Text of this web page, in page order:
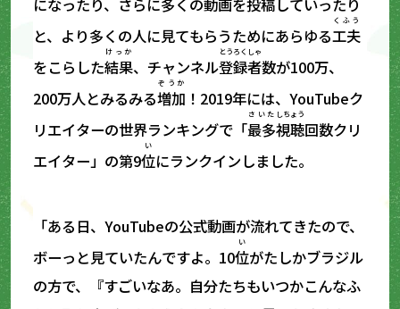
になったり、さらに多くの動画を投稿していったり
と、より多くの人に見てもらうためにあらゆる工夫
くふう
をこらした結果
けっか
、チャンネル登録者
とうろくしゃ
数が100万、
200万人とみるみる増加
ぞうか
！2019年には、YouTubeク
リエイターの世界ランキングで「最多
さいた
視聴
しちょう
回数クリ
エイター」の第9位
い
にランクインしました。
「ある日、YouTubeの公式動画が流れてきたので、
ボーっと見ていたんですよ。10位
い
がたしかブラジル
の方で、『すごいなあ。自分たちもいつかこんなふ